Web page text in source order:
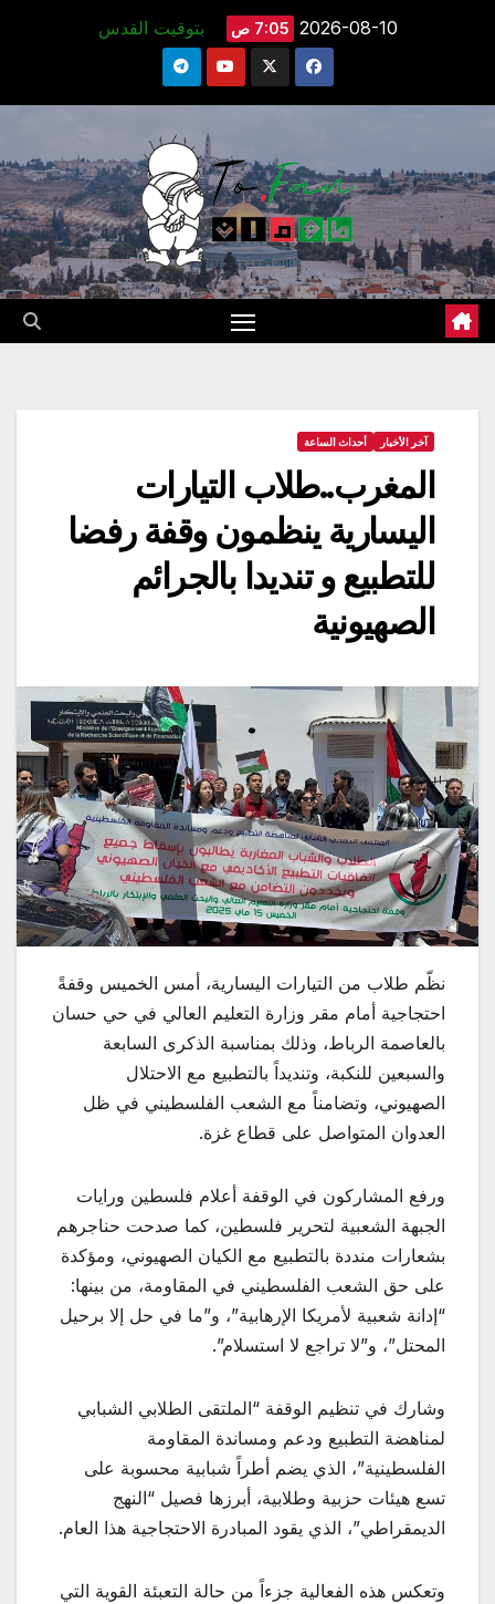
2026-08-10 7:05 ص بتوقيت القدس
آخر الأخبار أحداث الساعة
المغرب..طلاب التيارات
اليسارية ينظمون وقفة رفضا
للتطبيع و تنديدا بالجرائم
الصهيونية
نظّم طلاب من التيارات اليسارية، أمس الخميس وقفةً
احتجاجية أمام مقر وزارة التعليم العالي في حي حسان
بالعاصمة الرباط، وذلك بمناسبة الذكرى السابعة
والسبعين للنكبة، وتنديداً بالتطبيع مع الاحتلال
الصهيوني، وتضامناً مع الشعب الفلسطيني في ظل
العدوان المتواصل على قطاع غزة.
ورفع المشاركون في الوقفة أعلام فلسطين ورايات
الجبهة الشعبية لتحرير فلسطين، كما صدحت حناجرهم
بشعارات منددة بالتطبيع مع الكيان الصهيوني، ومؤكدة
على حق الشعب الفلسطيني في المقاومة، من بينها:
“إدانة شعبية لأمريكا الإرهابية”، و”ما في حل إلا برحيل
المحتل”، و”لا تراجع لا استسلام”.
وشارك في تنظيم الوقفة “الملتقى الطلابي الشبابي
لمناهضة التطبيع ودعم ومساندة المقاومة
الفلسطينية”، الذي يضم أطراً شبابية محسوبة على
تسع هيئات حزبية وطلابية، أبرزها فصيل “النهج
الديمقراطي”، الذي يقود المبادرة الاحتجاجية هذا العام.
وتعكس هذه الفعالية جزءاً من حالة التعبئة القوية التي